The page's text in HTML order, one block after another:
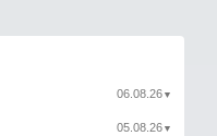
06.08.26 ▼
05.08.26 ▼